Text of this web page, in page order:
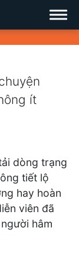
ít
dòng trạng
tiết lộ
hay hoàn
viên đã
hâm